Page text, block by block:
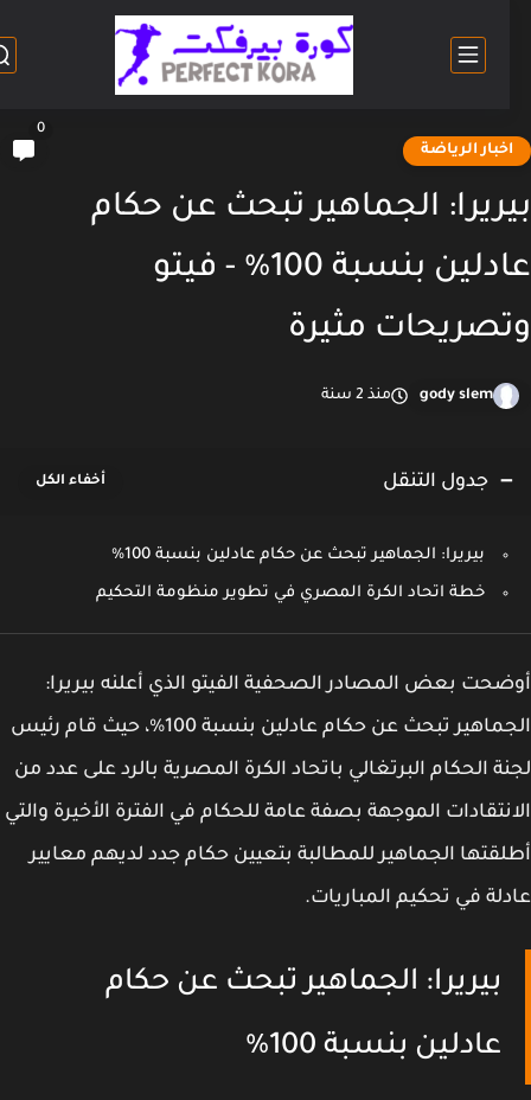
الرياضة
الجماهير تبحث عن حكام
عادلين بنسبة 100% - فيتو
مثيرة
gody slem منذ 2 سنة
جدول التنقل
بيريرا: الجماهير تبحث عن حكام عادلين بنسبة 100%
خطة اتحاد الكرة المصري في تطوير منظومة التحكيم
بعض المصادر الصحفية الفيتو الذي أعلنه بيريرا:
الجماهير تبحث عن حكام عادلين بنسبة 100%، حيث قام رئيس
الحكام البرتغالي باتحاد الكرة المصرية بالرد على عدد من
الموجهة بصفة عامة للحكام في الفترة الأخيرة والتي
الجماهير للمطالبة بتعيين حكام جدد لديهم معايير
في تحكيم المباريات.
بيريرا: الجماهير تبحث عن حكام
عادلين بنسبة 100%